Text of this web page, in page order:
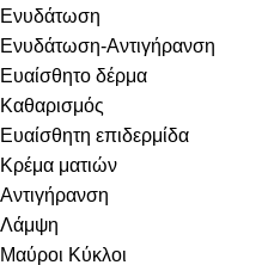
Ενυδάτωση
Ενυδάτωση-Αντιγήρανση
Ευαίσθητο δέρμα
Καθαρισμός
Ευαίσθητη επιδερμίδα
Κρέμα ματιών
Αντιγήρανση
Λάμψη
Μαύροι Κύκλοι